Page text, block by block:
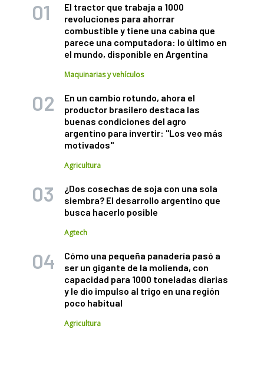
El tractor que trabaja a 1000
revoluciones para ahorrar
combustible y tiene una cabina que
parece una computadora: lo último en
el mundo, disponible en Argentina
Maquinarias y vehículos
En un cambio rotundo, ahora el
productor brasilero destaca las
buenas condiciones del agro
argentino para invertir: "Los veo más
motivados"
Agricultura
¿Dos cosechas de soja con una sola
siembra? El desarrollo argentino que
busca hacerlo posible
Agtech
Cómo una pequeña panadería pasó a
ser un gigante de la molienda, con
capacidad para 1000 toneladas diarias
y le dio impulso al trigo en una región
poco habitual
Agricultura